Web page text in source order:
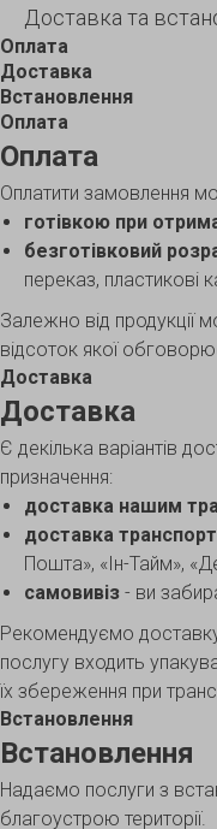
Доставка та
Оплата
Доставка
Встановлення
Оплата
Оплата
Оплатити замовлення
готівкою при
безготівковий
переказ, пластикові
Залежно від продукції
відсоток якої
Доставка
Доставка
Є декілька варіантів
призначення:
доставка нашим
доставка
Пошта», «Ін-Тайм»,
самовивіз - ви
Рекомендуємо
послугу входить
їх збереження при
Встановлення
Встановлення
Надаємо послуги з
благоустрою території.